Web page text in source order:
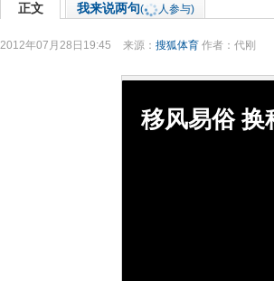
正文 我来说两句( 人参与)
2012年07月28日19:45 来源： 搜狐体育 作者：代刚
移风易俗 换